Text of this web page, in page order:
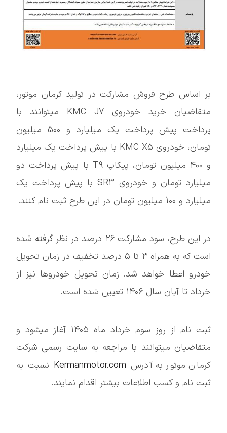
بر اساس طرح فروش مشارکت در تولید کرمان موتور،
متقاضیان خرید خودروی KMC J7 میتوانند با
پرداخت پیش پرداخت یک میلیارد و 500 میلیون
تومان، خودروی KMC X5 با پیش پرداخت یک میلیارد
و 400 میلیون تومان، پیکاپ T9 با پیش پرداخت دو
میلیارد تومان و خودروی SR3 با پیش پرداخت یک
میلیارد و 100 میلیون تومان در این طرح ثبت نام کنند.
در این طرح، سود مشارکت ۲۶ درصد در نظر گرفته شده
است که به همراه ۳ تا ۵ درصد تخفیف در زمان تحویل
خودرو اعطا خواهد شد. زمان تحویل خودروها نیز از
خرداد تا آبان سال ۱۴۰۶ تعیین شده است.
ثبت نام از روز سوم خرداد ماه ۱۴۰۵ آغاز میشود و
متقاضیان میتوانند با مراجعه به سایت رسمی شرکت
کرمان موتور به آدرس Kermanmotor.com نسبت به
ثبت نام و کسب اطلاعات بیشتر اقدام نمایند.